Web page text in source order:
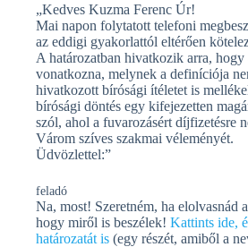
„Kedves Kuzma Ferenc Úr!
Mai napon folytatott telefoni
az eddigi gyakorlattól eltérően
A határozatban hivatkozik arra, hogy
vonatkozna, melynek a definíciója
hivatkozott bírósági ítéletet is
bírósági döntés egy kifejezetten
szól, ahol a fuvarozásért díjfizetésre
Várom szíves szakmai véleményét.
Üdvözlettel:”
feladó
Na, most! Szeretném, ha elolvasnád a
hogy miről is beszélek! Kattints ide,
határozatát is (egy részét, amiből a